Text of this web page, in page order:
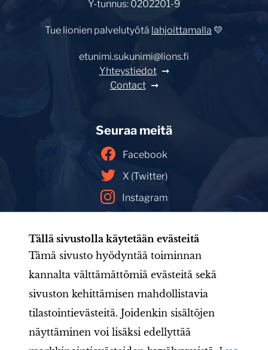
Tällä sivustolla käytetään evästeitä
Tämä sivusto hyödyntää toiminnan
kannalta välttämättömiä evästeitä sekä
sivuston kehittämisen mahdollistavia
tilastointievästeitä. Joidenkin sisältöjen
näyttäminen voi lisäksi edellyttää
Y-tunnus: 0202201-9
Tue lionien palvelutyötä lahjoittamalla 💛
etunimi.sukunimi@lions.fi
Yhteystiedot
Contact
Seuraa meitä
Facebook
X (Twitter)
Instagram
Facebookin mainoskirjasto
Järjestö Aineistot LIONS-valmennus